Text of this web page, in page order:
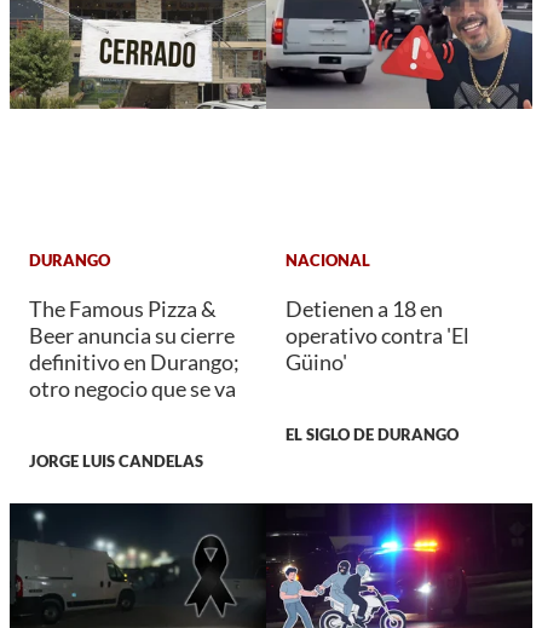
DURANGO
The Famous Pizza &
Beer anuncia su cierre
definitivo en Durango;
otro negocio que se va
JORGE LUIS CANDELAS
NACIONAL
Detienen a 18 en
operativo contra 'El
Güino'
EL SIGLO DE DURANGO